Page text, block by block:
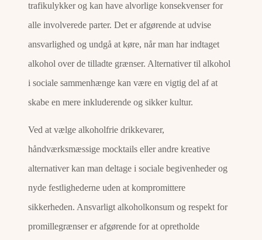
trafikulykker og kan have alvorlige konsekvenser for
alle involverede parter. Det er afgørende at udvise
ansvarlighed og undgå at køre, når man har indtaget
alkohol over de tilladte grænser. Alternativer til alkohol
i sociale sammenhænge kan være en vigtig del af at
skabe en mere inkluderende og sikker kultur.
Ved at vælge alkoholfrie drikkevarer,
håndværksmæssige mocktails eller andre kreative
alternativer kan man deltage i sociale begivenheder og
nyde festlighederne uden at kompromittere
sikkerheden. Ansvarligt alkoholkonsum og respekt for
promillegrænser er afgørende for at opretholde